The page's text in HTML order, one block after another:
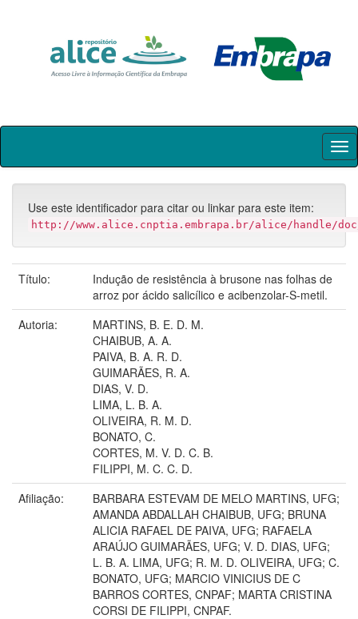
Skip
Use este identificador para citar ou linkar para este item:
http://www.alice.cnptia.embrapa.br/alice/handle/
Título:
Indução de resistência à brusone nas folhas de
arroz por ácido salicílico e acibenzolar-S-metil.
Autoria:
MARTINS, B. E. D. M.
CHAIBUB, A. A.
PAIVA, B. A. R. D.
GUIMARÃES, R. A.
DIAS, V. D.
LIMA, L. B. A.
OLIVEIRA, R. M. D.
BONATO, C.
CORTES, M. V. D. C. B.
FILIPPI, M. C. C. D.
Afiliação:
BARBARA ESTEVAM DE MELO MARTINS, UFG;
AMANDA ABDALLAH CHAIBUB, UFG; BRUNA
ALICIA RAFAEL DE PAIVA, UFG; RAFAELA
ARAÚJO GUIMARÃES, UFG; V. D. DIAS, UFG;
L. B. A. LIMA, UFG; R. M. D. OLIVEIRA, UFG; C.
BONATO, UFG; MARCIO VINICIUS DE C
BARROS CORTES, CNPAF; MARTA CRISTINA
CORSI DE FILIPPI, CNPAF.